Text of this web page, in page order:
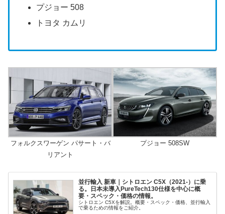
プジョー 508
トヨタ カムリ
フォルクスワーゲン パサート・バ
リアント
プジョー 508SW
並行輸入 新車｜シトロエン C5X（2021-）に乗
る。日本未導入PureTech130仕様を中心に概
要・スペック・価格の情報。
シトロエン C5Xを解説。概要・スペック・価格、並行輸入
で乗るための情報をご紹介。